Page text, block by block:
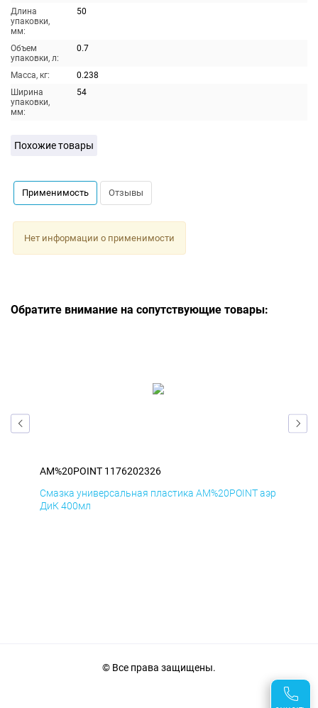
Длина
упаковки,
мм:
50
Объем
упаковки, л:
0.7
Масса, кг:
0.238
Ширина
упаковки,
мм:
54
Похожие товары
Применимость Отзывы
Нет информации о применимости
Обратите внимание на сопутствующие товары:
AM%20POINT 1176202326
Смазка универсальная пластика AM%20POINT аэр
ДиК 400мл
© Все права защищены.